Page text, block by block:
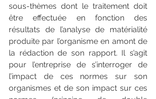
sous-thèmes dont le traitement doit
être effectuée en fonction des
résultats de l’analyse de matérialité
produite par l’organisme en amont de
la rédaction de son rapport. Il s’agit
pour l’entreprise de s’interroger de
l’impact de ces normes sur son
organismes et de son impact sur ces